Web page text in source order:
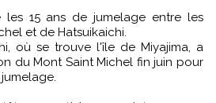
et de Hatsuikaichi.
où se trouve l'île de Miyajima, a
du Mont Saint Michel fin juin pour